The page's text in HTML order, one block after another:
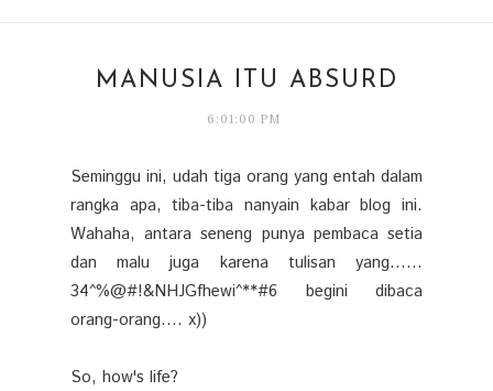
MANUSIA ITU ABSURD
6:01:00 PM
Seminggu ini, udah tiga orang yang entah dalam
rangka apa, tiba-tiba nanyain kabar blog ini.
Wahaha, antara seneng punya pembaca setia
dan malu juga karena tulisan yang......
34^%@#!&NHJGfhewi^**#6 begini dibaca
orang-orang.... x))
So, how's life?